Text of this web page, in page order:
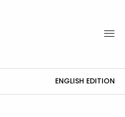
ENGLISH EDITION